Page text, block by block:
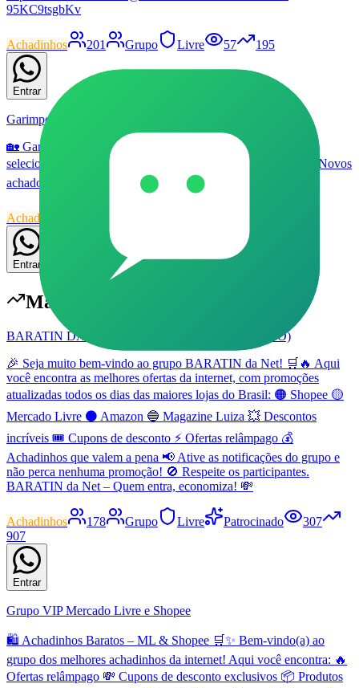
95KC9tsgbKv
Achadinhos 201 Grupo Livre 57 195
Entrar
Garimpo Casa, Construção & Ferramentas
🏡 Garimpo Casa, Construção & Ferramentas ✨ Promoções
selecionadas para casa, decoração, reforma e organização. 🛠️ Novos
achados todos os dias.
Achadinhos
Entrar
Mais populares em
BARATIN DA NET (ACHADINHOS) #001 (NOVO)
🎉 Seja muito bem-vindo ao grupo BARATIN da Net! 🛒🔥 Aqui
você encontra as melhores ofertas da internet, com promoções
atualizadas todos os dias das maiores lojas do Brasil: 🟠 Shopee 🟡
Mercado Livre ⚫ Amazon 🔵 Magazine Luiza 💥 Descontos
incríveis 🎟️ Cupons de desconto ⚡ Ofertas relâmpago 💰
Achadinhos que valem a pena 📢 Ative as notificações do grupo e
não perca nenhuma promoção! 🚫 Respeite os participantes.
BARATIN da Net – Quem entra, economiza! 💸
Achadinhos 178 Grupo Livre Patrocinado
307
907
Entrar
Grupo VIP Mercado Livre e Shopee
🛍️ Achadinhos Baratos – ML & Shopee 🛒✨ Bem-vindo(a) ao
grupo dos melhores achadinhos da internet! Aqui você encontra: 🔥
Ofertas relâmpago 💸 Cupons de desconto exclusivos 📦 Produtos